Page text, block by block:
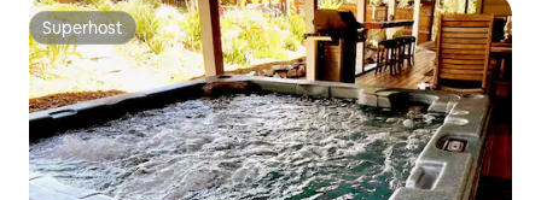
Superhost
Superhost